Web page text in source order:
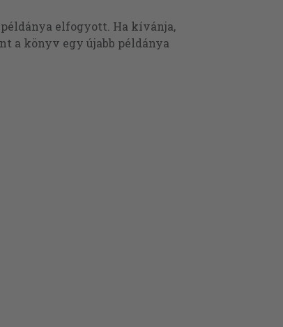
elfogyott. Ha kívánja,
a könyv egy újabb példánya